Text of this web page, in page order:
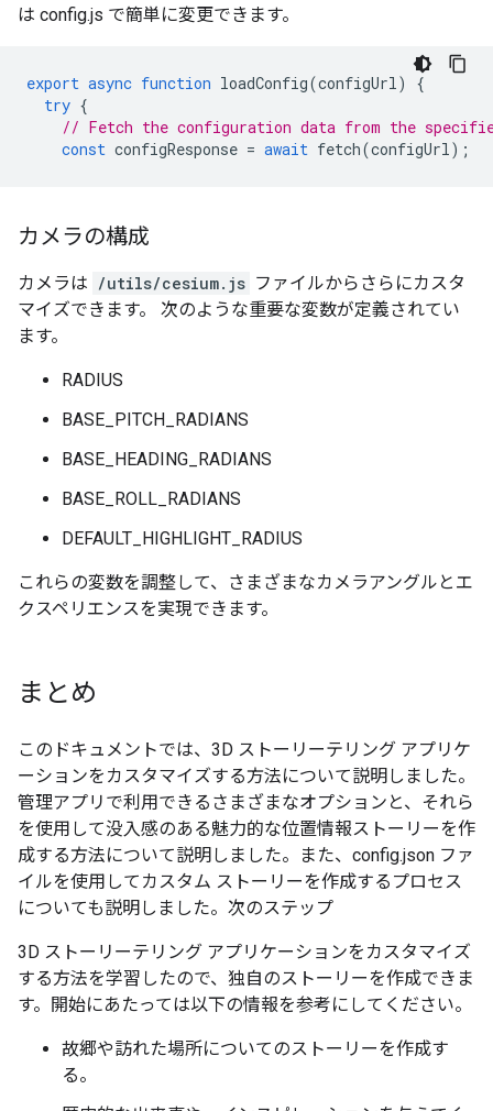
は config.js で簡単に変更できます。
export async function loadConfig(configUrl)
{
try {
// Fetch the configuration data from the
const configResponse = await fetch(configUrl);
カメラの構成
カメラは /utils/cesium.js ファイルからさらにカスタ
マイズできます。 次のような重要な変数が定義されてい
ます。
RADIUS
BASE_PITCH_RADIANS
BASE_HEADING_RADIANS
BASE_ROLL_RADIANS
DEFAULT_HIGHLIGHT_RADIUS
これらの変数を調整して、さまざまなカメラアングルとエ
クスペリエンスを実現できます。
まとめ
このドキュメントでは、3D ストーリーテリング アプリケ
ーションをカスタマイズする方法について説明しました。
管理アプリで利用できるさまざまなオプションと、それら
を使用して没入感のある魅力的な位置情報ストーリーを作
成する方法について説明しました。また、config.json ファ
イルを使用してカスタム ストーリーを作成するプロセス
についても説明しました。次のステップ
3D ストーリーテリング アプリケーションをカスタマイズ
する方法を学習したので、独自のストーリーを作成できま
す。開始にあたっては以下の情報を参考にしてください。
故郷や訪れた場所についてのストーリーを作成す
る。